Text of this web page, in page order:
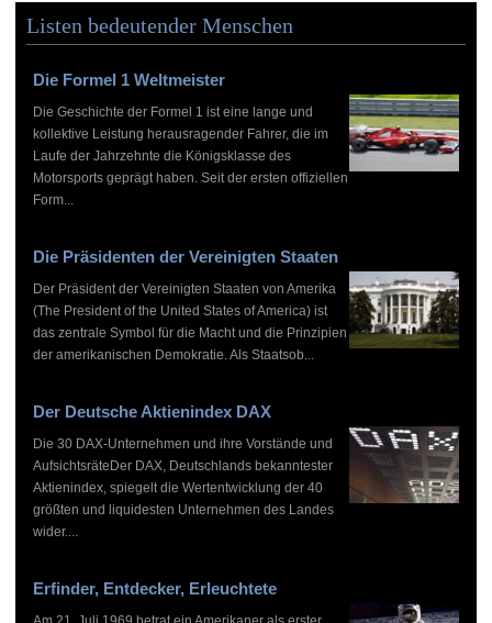
Listen bedeutender Menschen
Die Formel 1 Weltmeister
Die Geschichte der Formel 1 ist eine lange und
kollektive Leistung herausragender Fahrer, die im
Laufe der Jahrzehnte die Königsklasse des
Motorsports geprägt haben. Seit der ersten offiziellen
Form...
Die Präsidenten der Vereinigten Staaten
Der Präsident der Vereinigten Staaten von Amerika
(The President of the United States of America) ist
das zentrale Symbol für die Macht und die Prinzipien
der amerikanischen Demokratie. Als Staatsob...
Der Deutsche Aktienindex DAX
Die 30 DAX-Unternehmen und ihre Vorstände und
AufsichtsräteDer DAX, Deutschlands bekanntester
Aktienindex, spiegelt die Wertentwicklung der 40
größten und liquidesten Unternehmen des Landes
wider....
Erfinder, Entdecker, Erleuchtete